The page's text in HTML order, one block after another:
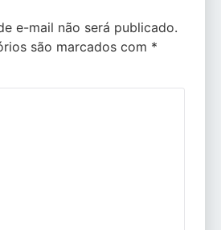
e-mail não será publicado.
são marcados com *